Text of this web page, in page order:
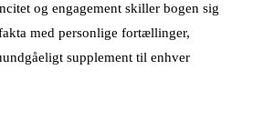
og engagement skiller bogen sig
med personlige fortællinger,
supplement til enhver